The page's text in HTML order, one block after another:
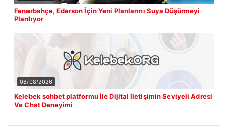
Fenerbahçe, Ederson İçin Yeni Planlarını Suya Düşürmeyi
Planlıyor
08/08/2026
Kelebek sohbet platformu İle Dijital İletişimin Seviyeli Adresi
Ve Chat Deneyimi